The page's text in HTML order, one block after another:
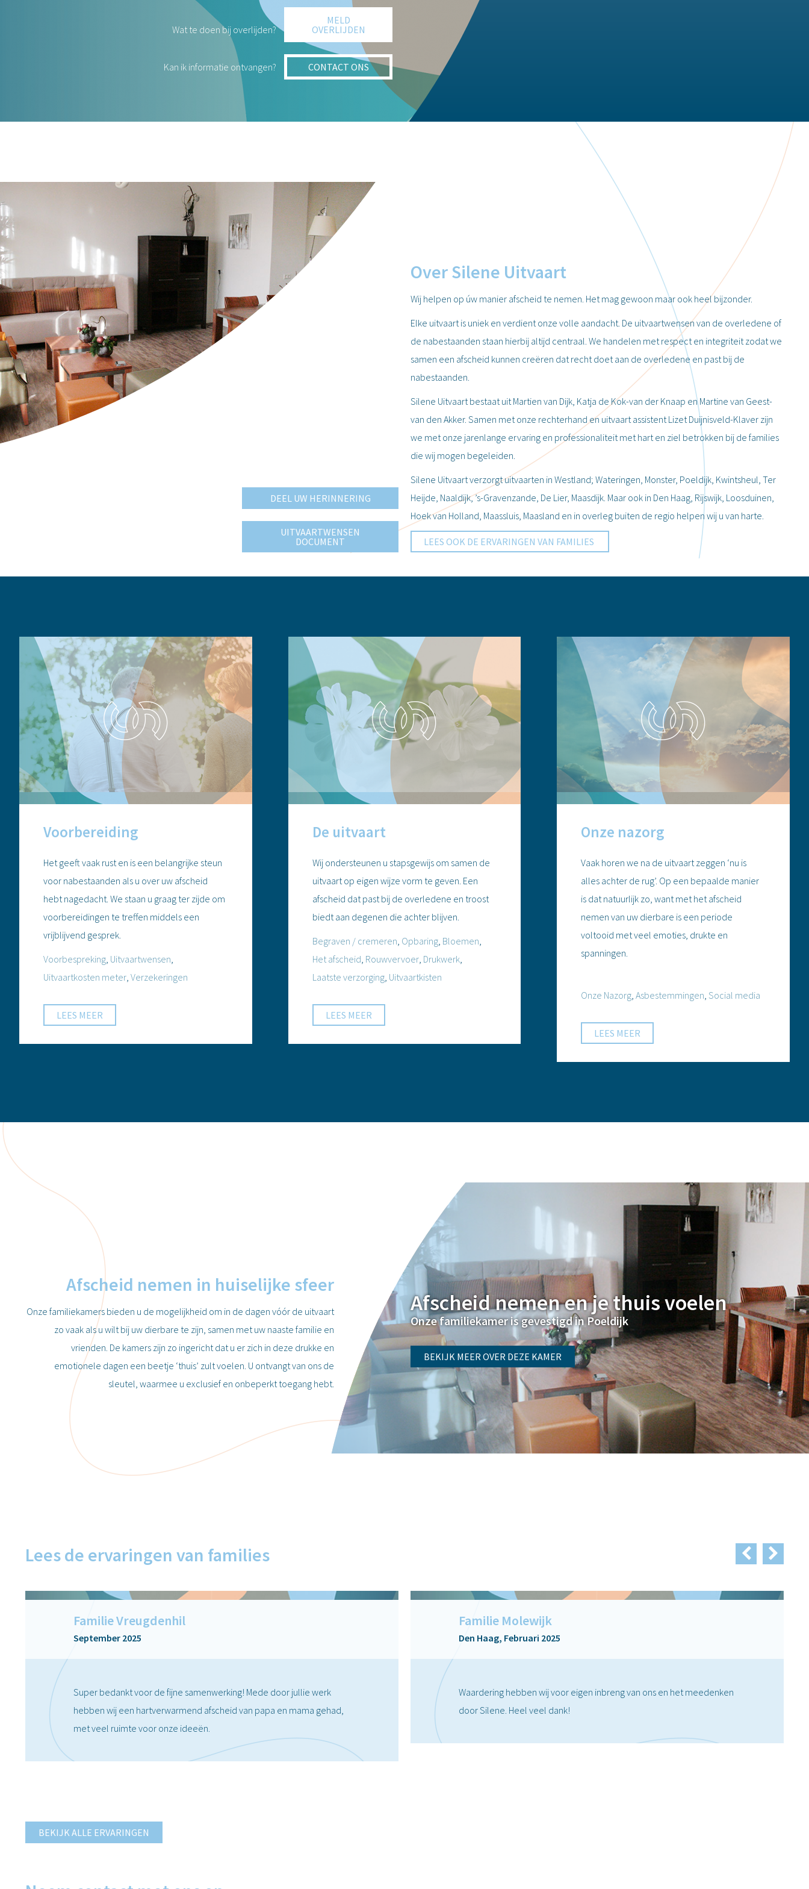
Wat te doen bij overlijden?
MELD
OVERLIJDEN
Kan ik informatie ontvangen? CONTACT ONS
DEEL UW HERINNERING
UITVAARTWENSEN
DOCUMENT
Over Silene Uitvaart
Wij helpen op úw manier afscheid te nemen. Het mag gewoon maar ook heel bijzonder.
Elke uitvaart is uniek en verdient onze volle aandacht. De uitvaartwensen van de overledene of
de nabestaanden staan hierbij altijd centraal. We handelen met respect en integriteit zodat we
samen een afscheid kunnen creëren dat recht doet aan de overledene en past bij de
nabestaanden.
Silene Uitvaart bestaat uit Martien van Dijk, Katja de Kok-van der Knaap en Martine van Geest-
van den Akker. Samen met onze rechterhand en uitvaart assistent Lizet Duijnisveld-Klaver zijn
we met onze jarenlange ervaring en professionaliteit met hart en ziel betrokken bij de families
die wij mogen begeleiden.
Silene Uitvaart verzorgt uitvaarten in Westland; Wateringen, Monster, Poeldijk, Kwintsheul, Ter
Heijde, Naaldijk, ’s-Gravenzande, De Lier, Maasdijk. Maar ook in Den Haag, Rijswijk, Loosduinen,
Hoek van Holland, Maassluis, Maasland en in overleg buiten de regio helpen wij u van harte.
LEES OOK DE ERVARINGEN VAN FAMILIES
Voorbereiding
Het geeft vaak rust en is een belangrijke steun
voor nabestaanden als u over uw afscheid
hebt nagedacht. We staan u graag ter zijde om
voorbereidingen te treffen middels een
vrijblijvend gesprek.
Voorbespreking Uitvaartwensen
Uitvaartkosten meter Verzekeringen
LEES MEER
De uitvaart
Wij ondersteunen u stapsgewijs om samen de
uitvaart op eigen wijze vorm te geven. Een
afscheid dat past bij de overledene en troost
biedt aan degenen die achter blijven.
Begraven / cremeren Opbaring, Bloemen
Het afscheid Rouwvervoer, Drukwerk,
Laatste verzorging, Uitvaartkisten
LEES MEER
Onze nazorg
Vaak horen we na de uitvaart zeggen ‘nu is
alles achter de rug’. Op een bepaalde manier
is dat natuurlijk zo, want met het afscheid
nemen van uw dierbare is een periode
voltooid met veel emoties, drukte en
spanningen.
Onze Nazorg ,Asbestemmingen ,Social media
LEES MEER
Afscheid nemen in huiselijke sfeer
Onze familiekamers bieden u de mogelijkheid om in de dagen vóór de uitvaart
zo vaak als u wilt bij uw dierbare te zijn, samen met uw naaste familie en
vrienden. De kamers zijn zo ingericht dat u er zich in deze drukke en
emotionele dagen een beetje ‘thuis’ zult voelen. U ontvangt van ons de
sleutel, waarmee u exclusief en onbeperkt toegang hebt.
Afscheid nemen en je thuis voelen
Onze familiekamer is gevestigd in Poeldijk
BEKIJK MEER OVER DEZE KAMER
Lees de ervaringen van families
Familie Vreugdenhil
September 2025
Super bedankt voor de fijne samenwerking! Mede door jullie werk
hebben wij een hartverwarmend afscheid van papa en mama gehad,
met veel ruimte voor onze ideeën.
Familie Molewijk
Den Haag, Februari 2025
Waardering hebben wij voor eigen inbreng van ons en het meedenken
door Silene. Heel veel dank!
BEKIJK ALLE ERVARINGEN